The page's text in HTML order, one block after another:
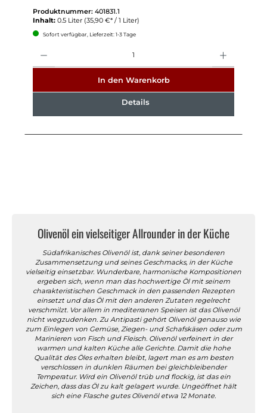
Produktnummer: 401831.1
Inhalt: 0.5 Liter (35,90 €* / 1 Liter)
Sofort verfügbar, Lieferzeit: 1-3 Tage
In den Warenkorb
Details
Olivenöl ein vielseitiger Allrounder in der Küche
Südafrikanisches Olivenöl ist, dank seiner besonderen
Zusammensetzung und seines Geschmacks, in der Küche
vielseitig einsetzbar. Wunderbare, harmonische Kompositionen
ergeben sich, wenn man das hochwertige Öl mit seinem
charakteristischen Geschmack in den passenden Rezepten
einsetzt und das Öl mit den anderen Zutaten regelrecht
verschmilzt. Vor allem in mediterranen Speisen ist das Olivenöl
nicht wegzudenken. Zu Antipasti gehört Olivenöl genauso wie
zum Einlegen von Gemüse, Ziegen- und Schafskäsen oder zum
Marinieren von Fisch und Fleisch. Olivenöl verfeinert in der
warmen und kalten Küche alle Gerichte. Damit die hohe
Qualität des Öles erhalten bleibt, lagert man es am besten
verschlossen in dunklen Räumen bei gleichbleibender
Temperatur. Wird ein Olivenöl trüb und flockig, ist das ein
Zeichen, dass das Öl zu kalt gelagert wurde. Ungeöffnet hält
sich eine Flasche gutes Olivenöl etwa 12 Monate.